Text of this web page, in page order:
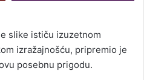
slike ističu izuzetnom
izražajnošću, pripremio je
posebnu prigodu.